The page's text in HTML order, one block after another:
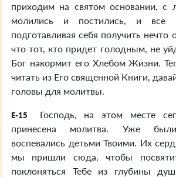
приходим на святом основании, с
молились и постились, и все
подготавливая себя получить нечто
что тот, кто придет голодным, не
Бог накормит его Хлебом Жизни.
читать из Его священной Книги,
головы для молитвы.
E-15
Господь, на этом месте
принесена молитва. Уже
воспевались детьми Твоими. Их
мы пришли сюда, чтобы
поклоняться Тебе из глубины